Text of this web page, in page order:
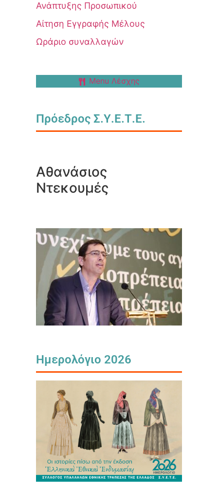
Ανάπτυξης Προσωπικού
Αίτηση Εγγραφής Μέλους
Ωράριο συναλλαγών
Menu Λέσχης
Πρόεδρος Σ.Υ.Ε.Τ.Ε.
Αθανάσιος
Ντεκουμές
Ημερολόγιο 2026